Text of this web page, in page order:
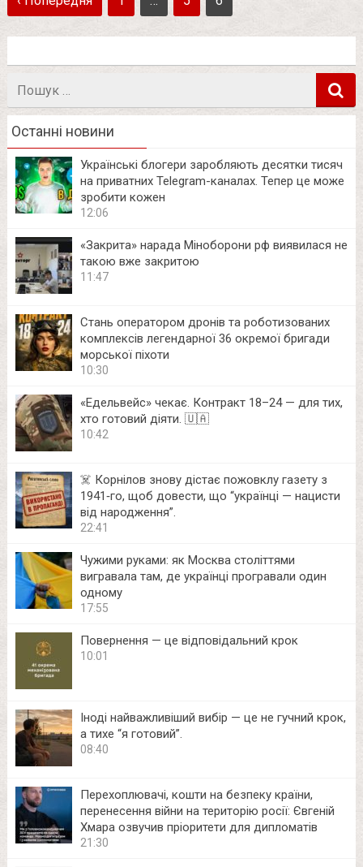
Останні новини
Українські блогери заробляють десятки тисяч
на приватних Telegram-каналах. Тепер це може
зробити кожен
12:06
«Закрита» нарада Міноборони рф виявилася не
такою вже закритою
11:47
Стань оператором дронів та роботизованих
комплексів легендарної 36 окремої бригади
морської піхоти
10:30
«Едельвейс» чекає. Контракт 18–24 — для тих,
хто готовий діяти. 🇺🇦
10:42
☠️ Корнілов знову дістає пожовклу газету з
1941‑го, щоб довести, що “українці — нацисти
від народження”.
22:41
Чужими руками: як Москва століттями
вигравала там, де українці програвали один
одному
17:55
Повернення — це відповідальний крок
10:01
Іноді найважливіший вибір — це не гучний крок,
а тихе “я готовий”.
08:40
Перехоплювачі, кошти на безпеку країни,
перенесення війни на територію росії: Євгеній
Хмара озвучив пріоритети для дипломатів
21:30